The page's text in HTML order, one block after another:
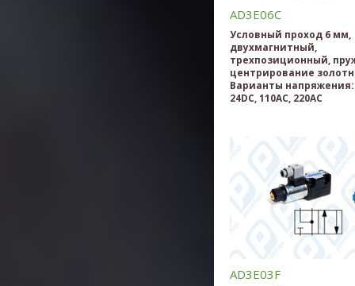
AD3E06C
Условный проход 6 мм,
двухмагнитный,
трехпозиционный,
центрирование
Варианты напряжения:
24DC, 110AC, 220AC
AD3E03F